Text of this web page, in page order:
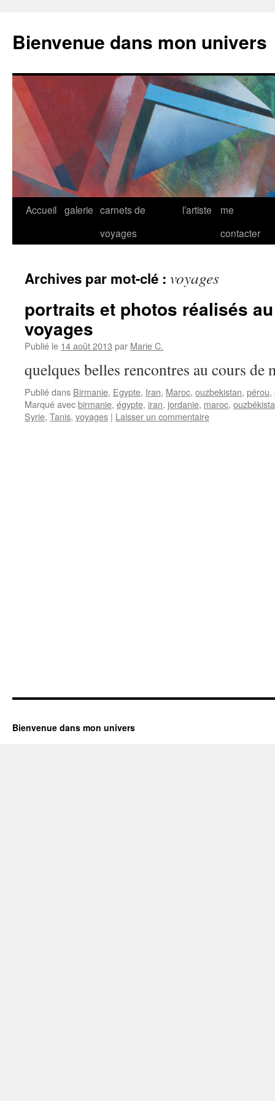
Bienvenue dans mon univers
Aller
Accueil galerie carnets de
voyages
l’artiste
me
contacter
Archives par mot-clé : voyages
portraits et photos réalisés
voyages
Publié le 14 août 2013 par Marie C.
quelques belles rencontres au cours
Publié dans Birmanie, Egypte, Iran, Maroc, ouzbekistan, pérou,
Marqué avecbirmanie, égypte, iran, jordanie, maroc,
Syrie, Tanis, voyages | Laisser un commentaire
Bienvenue dans mon univers